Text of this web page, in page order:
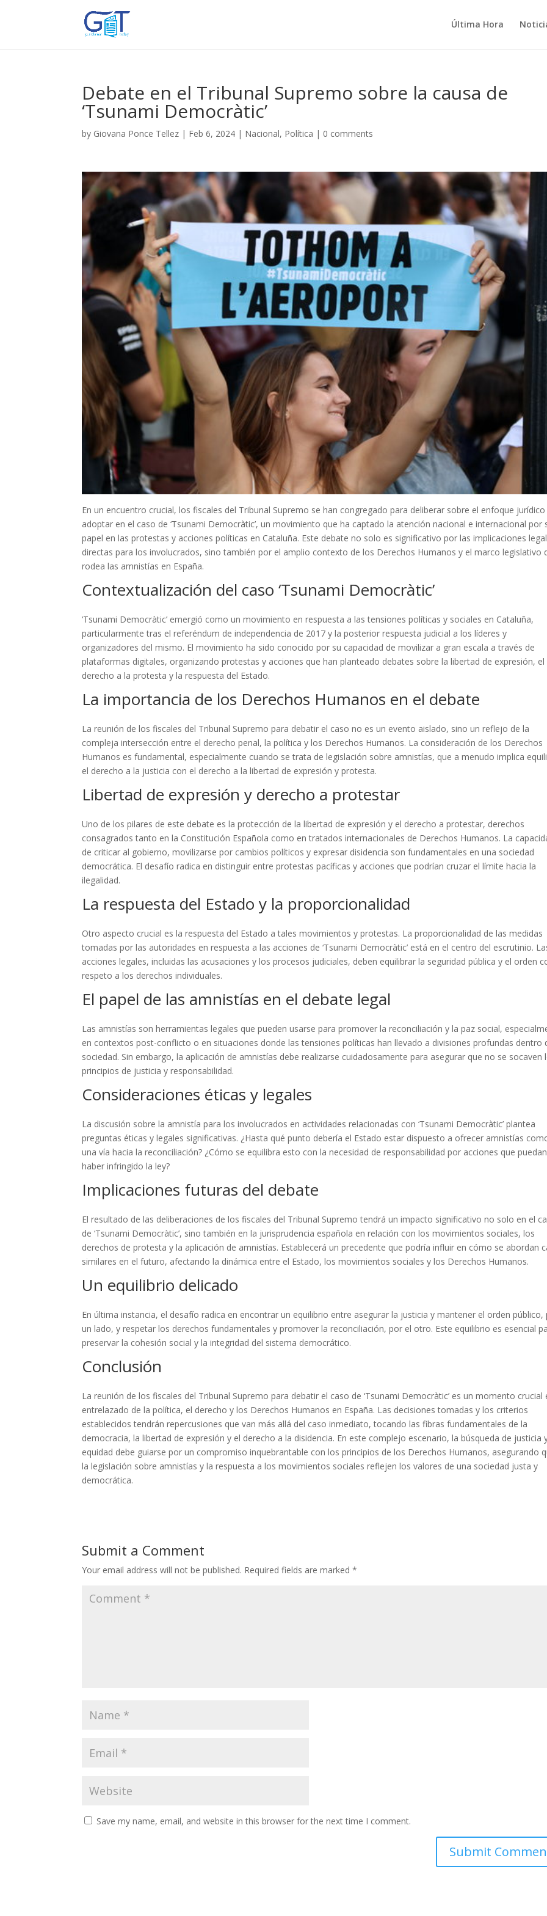
Última Hora
Debate en el Tribunal Supremo sobre la causa de
‘Tsunami Democràtic’
by Giovana Ponce Tellez | Feb 6, 2024 | Nacional, Política | 0 comments
En un encuentro crucial, los fiscales del Tribunal Supremo se han congregado para deliberar sobre el enfoque jurídico
adoptar en el caso de ‘Tsunami Democràtic’, un movimiento que ha captado la atención nacional e internacional por
papel en las protestas y acciones políticas en Cataluña. Este debate no solo es significativo por las implicaciones
directas para los involucrados, sino también por el amplio contexto de los Derechos Humanos y el marco legislativo
rodea las amnistías en España.
Contextualización del caso ‘Tsunami Democràtic’
‘Tsunami Democràtic’ emergió como un movimiento en respuesta a las tensiones políticas y sociales en Cataluña,
particularmente tras el referéndum de independencia de 2017 y la posterior respuesta judicial a los líderes y
organizadores del mismo. El movimiento ha sido conocido por su capacidad de movilizar a gran escala a través de
plataformas digitales, organizando protestas y acciones que han planteado debates sobre la libertad de expresión, el
derecho a la protesta y la respuesta del Estado.
La importancia de los Derechos Humanos en el debate
La reunión de los fiscales del Tribunal Supremo para debatir el caso no es un evento aislado, sino un reflejo de la
compleja intersección entre el derecho penal, la política y los Derechos Humanos. La consideración de los Derechos
Humanos es fundamental, especialmente cuando se trata de legislación sobre amnistías, que a menudo implica
el derecho a la justicia con el derecho a la libertad de expresión y protesta.
Libertad de expresión y derecho a protestar
Uno de los pilares de este debate es la protección de la libertad de expresión y el derecho a protestar, derechos
consagrados tanto en la Constitución Española como en tratados internacionales de Derechos Humanos. La
de criticar al gobierno, movilizarse por cambios políticos y expresar disidencia son fundamentales en una sociedad
democrática. El desafío radica en distinguir entre protestas pacíficas y acciones que podrían cruzar el límite hacia la
ilegalidad.
La respuesta del Estado y la proporcionalidad
Otro aspecto crucial es la respuesta del Estado a tales movimientos y protestas. La proporcionalidad de las medidas
tomadas por las autoridades en respuesta a las acciones de ‘Tsunami Democràtic’ está en el centro del escrutinio.
acciones legales, incluidas las acusaciones y los procesos judiciales, deben equilibrar la seguridad pública y el orden
respeto a los derechos individuales.
El papel de las amnistías en el debate legal
Las amnistías son herramientas legales que pueden usarse para promover la reconciliación y la paz social,
en contextos post-conflicto o en situaciones donde las tensiones políticas han llevado a divisiones profundas dentro
sociedad. Sin embargo, la aplicación de amnistías debe realizarse cuidadosamente para asegurar que no se socaven
principios de justicia y responsabilidad.
Consideraciones éticas y legales
La discusión sobre la amnistía para los involucrados en actividades relacionadas con ‘Tsunami Democràtic’ plantea
preguntas éticas y legales significativas. ¿Hasta qué punto debería el Estado estar dispuesto a ofrecer amnistías
una vía hacia la reconciliación? ¿Cómo se equilibra esto con la necesidad de responsabilidad por acciones que puedan
haber infringido la ley?
Implicaciones futuras del debate
El resultado de las deliberaciones de los fiscales del Tribunal Supremo tendrá un impacto significativo no solo en el
de ‘Tsunami Democràtic’, sino también en la jurisprudencia española en relación con los movimientos sociales, los
derechos de protesta y la aplicación de amnistías. Establecerá un precedente que podría influir en cómo se abordan
similares en el futuro, afectando la dinámica entre el Estado, los movimientos sociales y los Derechos Humanos.
Un equilibrio delicado
En última instancia, el desafío radica en encontrar un equilibrio entre asegurar la justicia y mantener el orden público,
un lado, y respetar los derechos fundamentales y promover la reconciliación, por el otro. Este equilibrio es esencial
preservar la cohesión social y la integridad del sistema democrático.
Conclusión
La reunión de los fiscales del Tribunal Supremo para debatir el caso de ‘Tsunami Democràtic’ es un momento crucial
entrelazado de la política, el derecho y los Derechos Humanos en España. Las decisiones tomadas y los criterios
establecidos tendrán repercusiones que van más allá del caso inmediato, tocando las fibras fundamentales de la
democracia, la libertad de expresión y el derecho a la disidencia. En este complejo escenario, la búsqueda de justicia
equidad debe guiarse por un compromiso inquebrantable con los principios de los Derechos Humanos, asegurando
la legislación sobre amnistías y la respuesta a los movimientos sociales reflejen los valores de una sociedad justa y
democrática.
Submit a Comment
Your email address will not be published. Required fields are marked*
Save my name, email, and website in this browser for the next time I comment.